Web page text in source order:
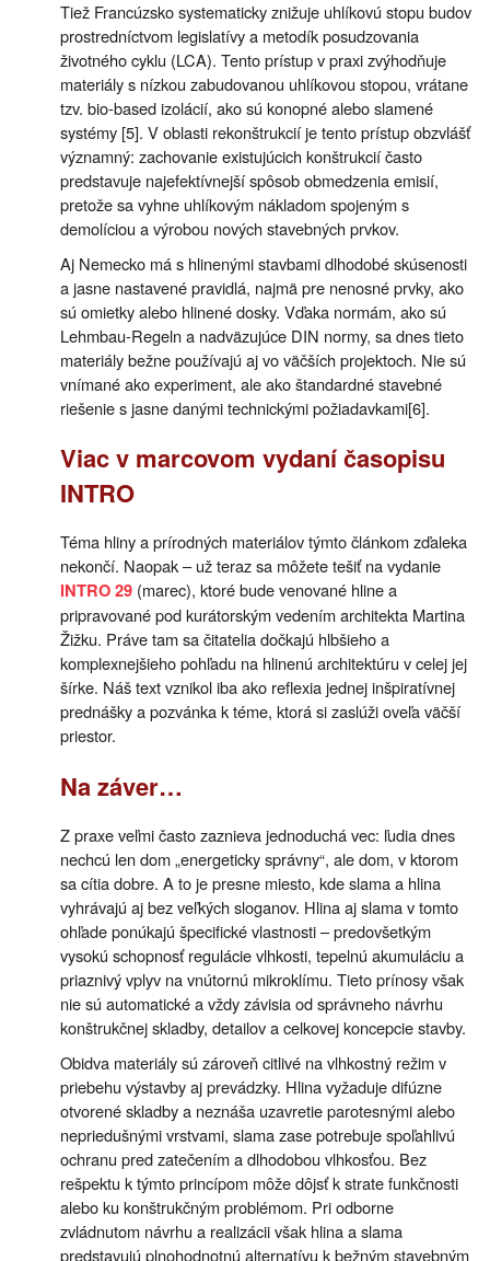
Tiež Francúzsko systematicky znižuje uhlíkovú stopu budov
prostredníctvom legislatívy a metodík posudzovania
životného cyklu (LCA). Tento prístup v praxi zvýhodňuje
materiály s nízkou zabudovanou uhlíkovou stopou, vrátane
tzv. bio-based izolácií, ako sú konopné alebo slamené
systémy [5]. V oblasti rekonštrukcií je tento prístup obzvlášť
významný: zachovanie existujúcich konštrukcií často
predstavuje najefektívnejší spôsob obmedzenia emisií,
pretože sa vyhne uhlíkovým nákladom spojeným s
demolíciou a výrobou nových stavebných prvkov.
Aj Nemecko má s hlinenými stavbami dlhodobé skúsenosti
a jasne nastavené pravidlá, najmä pre nenosné prvky, ako
sú omietky alebo hlinené dosky. Vďaka normám, ako sú
Lehmbau-Regeln a nadväzujúce DIN normy, sa dnes tieto
materiály bežne používajú aj vo väčších projektoch. Nie sú
vnímané ako experiment, ale ako štandardné stavebné
riešenie s jasne danými technickými požiadavkami[6].
Viac v marcovom vydaní časopisu
INTRO
Téma hliny a prírodných materiálov týmto článkom zďaleka
nekončí. Naopak – už teraz sa môžete tešiť na vydanie
INTRO 29 (marec), ktoré bude venované hline a
pripravované pod kurátorským vedením architekta Martina
Žižku. Práve tam sa čitatelia dočkajú hlbšieho a
komplexnejšieho pohľadu na hlinenú architektúru v celej jej
šírke. Náš text vznikol iba ako reflexia jednej inšpiratívnej
prednášky a pozvánka k téme, ktorá si zaslúži oveľa väčší
priestor.
Na záver…
Z praxe veľmi často zaznieva jednoduchá vec: ľudia dnes
nechcú len dom „energeticky správny“, ale dom, v ktorom
sa cítia dobre. A to je presne miesto, kde slama a hlina
vyhrávajú aj bez veľkých sloganov. Hlina aj slama v tomto
ohľade ponúkajú špecifické vlastnosti – predovšetkým
vysokú schopnosť regulácie vlhkosti, tepelnú akumuláciu a
priaznivý vplyv na vnútornú mikroklímu. Tieto prínosy však
nie sú automatické a vždy závisia od správneho návrhu
konštrukčnej skladby, detailov a celkovej koncepcie stavby.
Obidva materiály sú zároveň citlivé na vlhkostný režim v
priebehu výstavby aj prevádzky. Hlina vyžaduje difúzne
otvorené skladby a neznáša uzavretie parotesnými alebo
nepriedušnými vrstvami, slama zase potrebuje spoľahlivú
ochranu pred zatečením a dlhodobou vlhkosťou. Bez
rešpektu k týmto princípom môže dôjsť k strate funkčnosti
alebo ku konštrukčným problémom. Pri odborne
zvládnutom návrhu a realizácii však hlina a slama
predstavujú plnohodnotnú alternatívu k bežným stavebným